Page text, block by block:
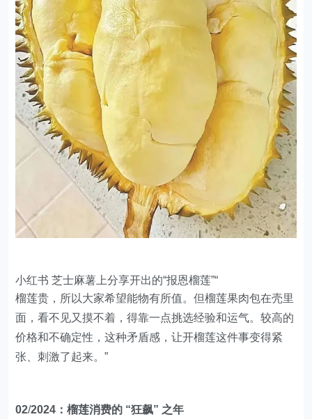
小红书 芝士麻薯上分享开出的“报恩榴莲”“
榴莲贵，所以大家希望能物有所值。但榴莲果肉包在壳里
面，看不见又摸不着，得靠一点挑选经验和运气。较高的
价格和不确定性，这种矛盾感，让开榴莲这件事变得紧
张、刺激了起来。”
02/2024：榴莲消费的 “狂飙” 之年